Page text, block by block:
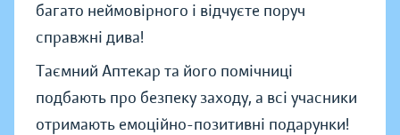
багато неймовірного і відчуєте поруч
справжні дива!
Таємний Аптекар та його помічниці
подбають про безпеку заходу, а всі учасники
отримають емоційно-позитивні подарунки!